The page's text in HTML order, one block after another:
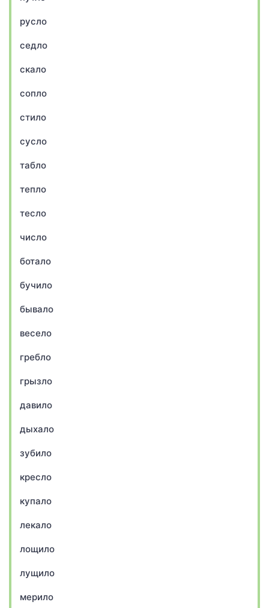
русло
седло
скало
сопло
стило
сусло
табло
тепло
тесло
число
ботало
бучило
бывало
весело
гребло
грызло
давило
дыхало
зубило
кресло
купало
лекало
лощило
лущило
мерило